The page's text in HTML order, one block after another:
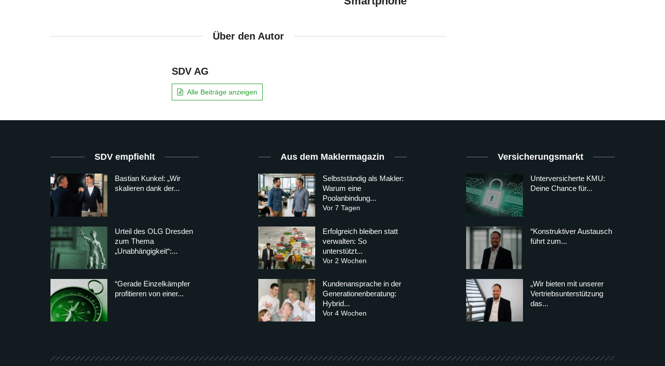
Über den Autor
SDV AG
Alle Beiträge anzeigen
SDV empfiehlt
Bastian Kunkel: „Wir
skalieren dank der...
Urteil des OLG Dresden
zum Thema
„Unabhängigkeit“:...
“Gerade Einzelkämpfer
profitieren von einer...
Aus dem Maklermagazin
Selbstständig als Makler:
Warum eine
Poolanbindung...
Vor 7 Tagen
Erfolgreich bleiben statt
verwalten: So
unterstützt...
Vor 2 Wochen
Kundenansprache in der
Generationenberatung:
Hybrid...
Vor 4 Wochen
Versicherungsmarkt
Unterversicherte KMU:
Deine Chance für...
“Konstruktiver Austausch
führt zum...
„Wir bieten mit unserer
Vertriebsunterstützung
das...